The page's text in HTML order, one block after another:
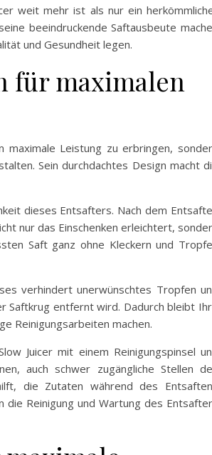
weit mehr ist als nur ein
beeindruckende Saftausbeute
und Gesundheit legen.
für maximalen
maximale Leistung zu erbringen,
Sein durchdachtes Design macht
dieses Entsafters. Nach dem
nur das Einschenken erleichtert,
Saft ganz ohne Kleckern und
verhindert unerwünschtes Tropfen
Saftkrug entfernt wird. Dadurch bleibt
Reinigungsarbeiten machen.
Juicer mit einem Reinigungspinsel
auch schwer zugängliche Stellen
die Zutaten während des
die Reinigung und Wartung des